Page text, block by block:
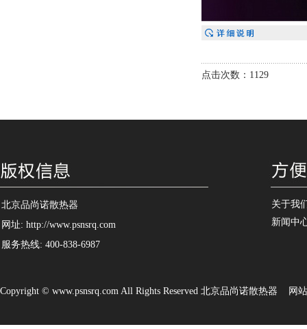
点击次数：1129
北京品尚诺散热器
网址: http://www.psnsrq.com
服务热线: 400-838-6987
关于我
新闻中
Copyright © www.psnsrq.com All Rights Reserved 北京品尚诺散热器 网